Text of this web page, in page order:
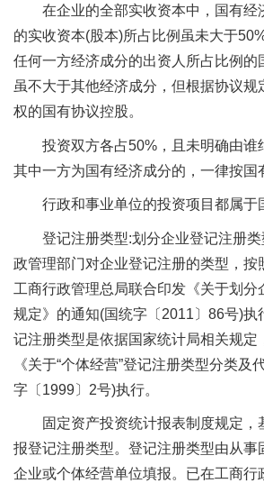
在企业的全部实收资本中，国有经
的实收资本(股本)所占比例虽未大于
任何一方经济成分的出资人所占比例的
虽不大于其他经济成分，但根据协议规
权的国有协议控股。
投资双方各占50%，且未明确由谁
其中一方为国有经济成分的，一律按国
行政和事业单位的投资项目都属于
登记注册类型:划分企业登记注册
政管理部门对企业登记注册的类型，按
工商行政管理总局联合印发《关于划分
规定》的通知(国统字〔2011〕86号)执
记注册类型是依据国家统计局相关规定
《关于“个体经营”登记注册类型分类及
字〔1999〕2号)执行。
固定资产投资统计报表制度规定，
报登记注册类型。登记注册类型由从事
企业或个体经营单位填报。已在工商行